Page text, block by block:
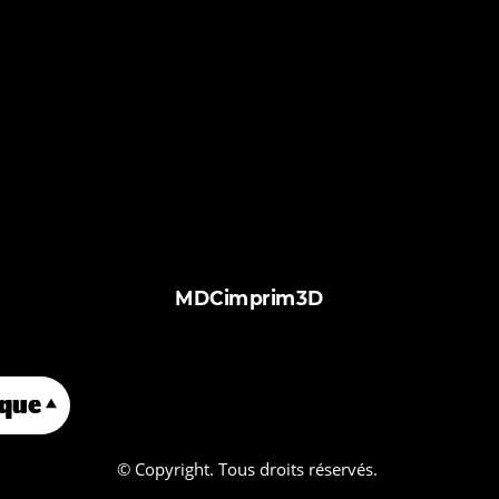
MDCimprim3D
© Copyright. Tous droits réservés.